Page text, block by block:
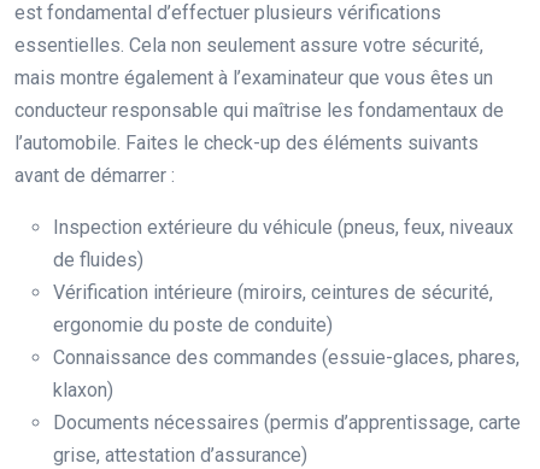
est fondamental d’effectuer plusieurs vérifications
essentielles. Cela non seulement assure votre sécurité,
mais montre également à l’examinateur que vous êtes un
conducteur responsable qui maîtrise les fondamentaux de
l’automobile. Faites le check-up des éléments suivants
avant de démarrer :
Inspection extérieure du véhicule (pneus, feux, niveaux
de fluides)
Vérification intérieure (miroirs, ceintures de sécurité,
ergonomie du poste de conduite)
Connaissance des commandes (essuie-glaces, phares,
klaxon)
Documents nécessaires (permis d’apprentissage, carte
grise, attestation d’assurance)